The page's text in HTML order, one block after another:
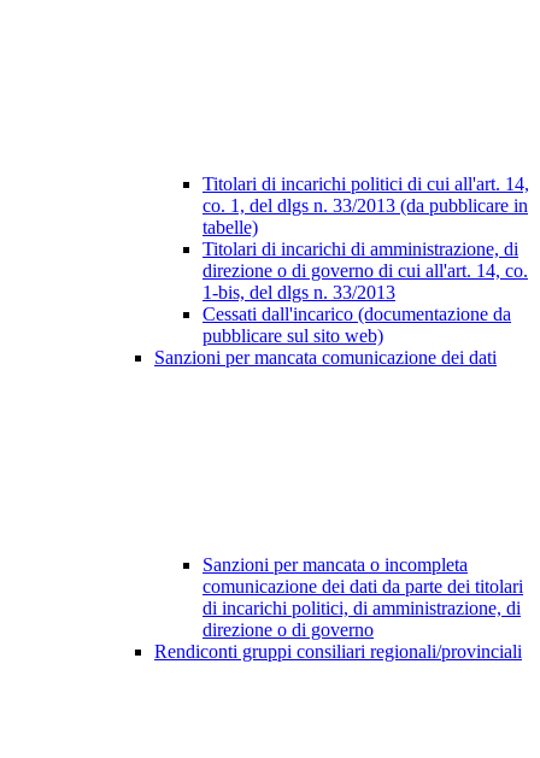
Titolari di incarichi politici di cui all'art. 14,
co. 1, del dlgs n. 33/2013 (da pubblicare in
tabelle)
Titolari di incarichi di amministrazione, di
direzione o di governo di cui all'art. 14, co.
1-bis, del dlgs n. 33/2013
Cessati dall'incarico (documentazione da
pubblicare sul sito web)
Sanzioni per mancata comunicazione dei dati
Sanzioni per mancata o incompleta
comunicazione dei dati da parte dei titolari
di incarichi politici, di amministrazione, di
direzione o di governo
Rendiconti gruppi consiliari regionali/provinciali